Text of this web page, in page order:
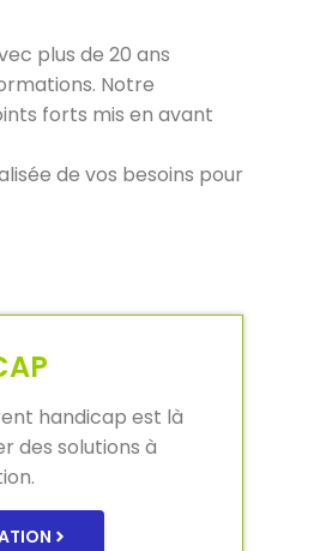
plus de 20 ans
Notre
forts mis en avant
de vos besoins pour
handicap est là
des solutions à